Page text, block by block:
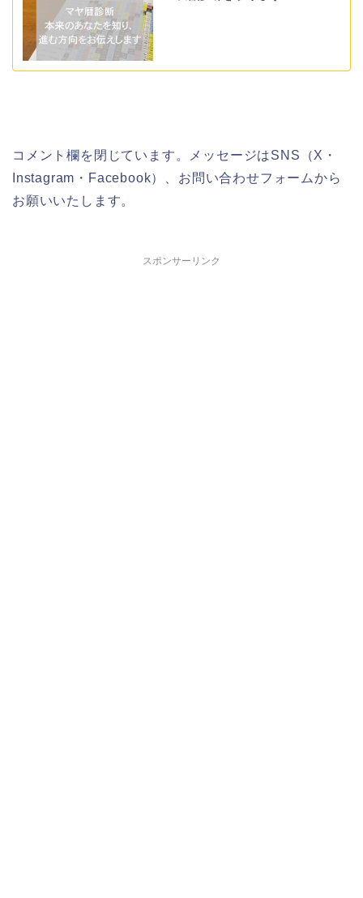
コメント欄を閉じています。メッセージはSNS（X・
Instagram・Facebook）、お問い合わせフォームから
お願いいたします。
スポンサーリンク